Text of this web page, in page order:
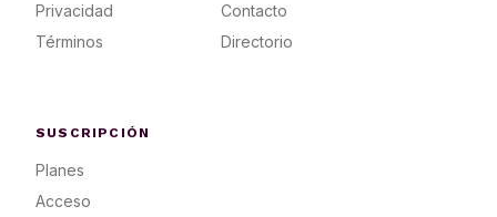
Privacidad
Términos
Contacto
Directorio
SUSCRIPCIÓN
Planes
Acceso